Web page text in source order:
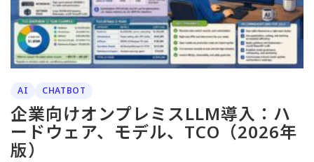
AI CHATBOT
企業向けオンプレミスLLM導入：ハ
ードウェア、モデル、TCO（2026年
版）